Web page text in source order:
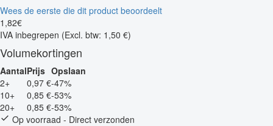
Wees de eerste die dit product beoordeelt
1 ,82€
IVA inbegrepen (Excl. btw: 1,50 €)
Volumekortingen
AantalPrijs Opslaan
2+
0,97 €-47%
10+
0,85 €-53%
20+
0,85 €-53%
Op voorraad - Direct verzonden